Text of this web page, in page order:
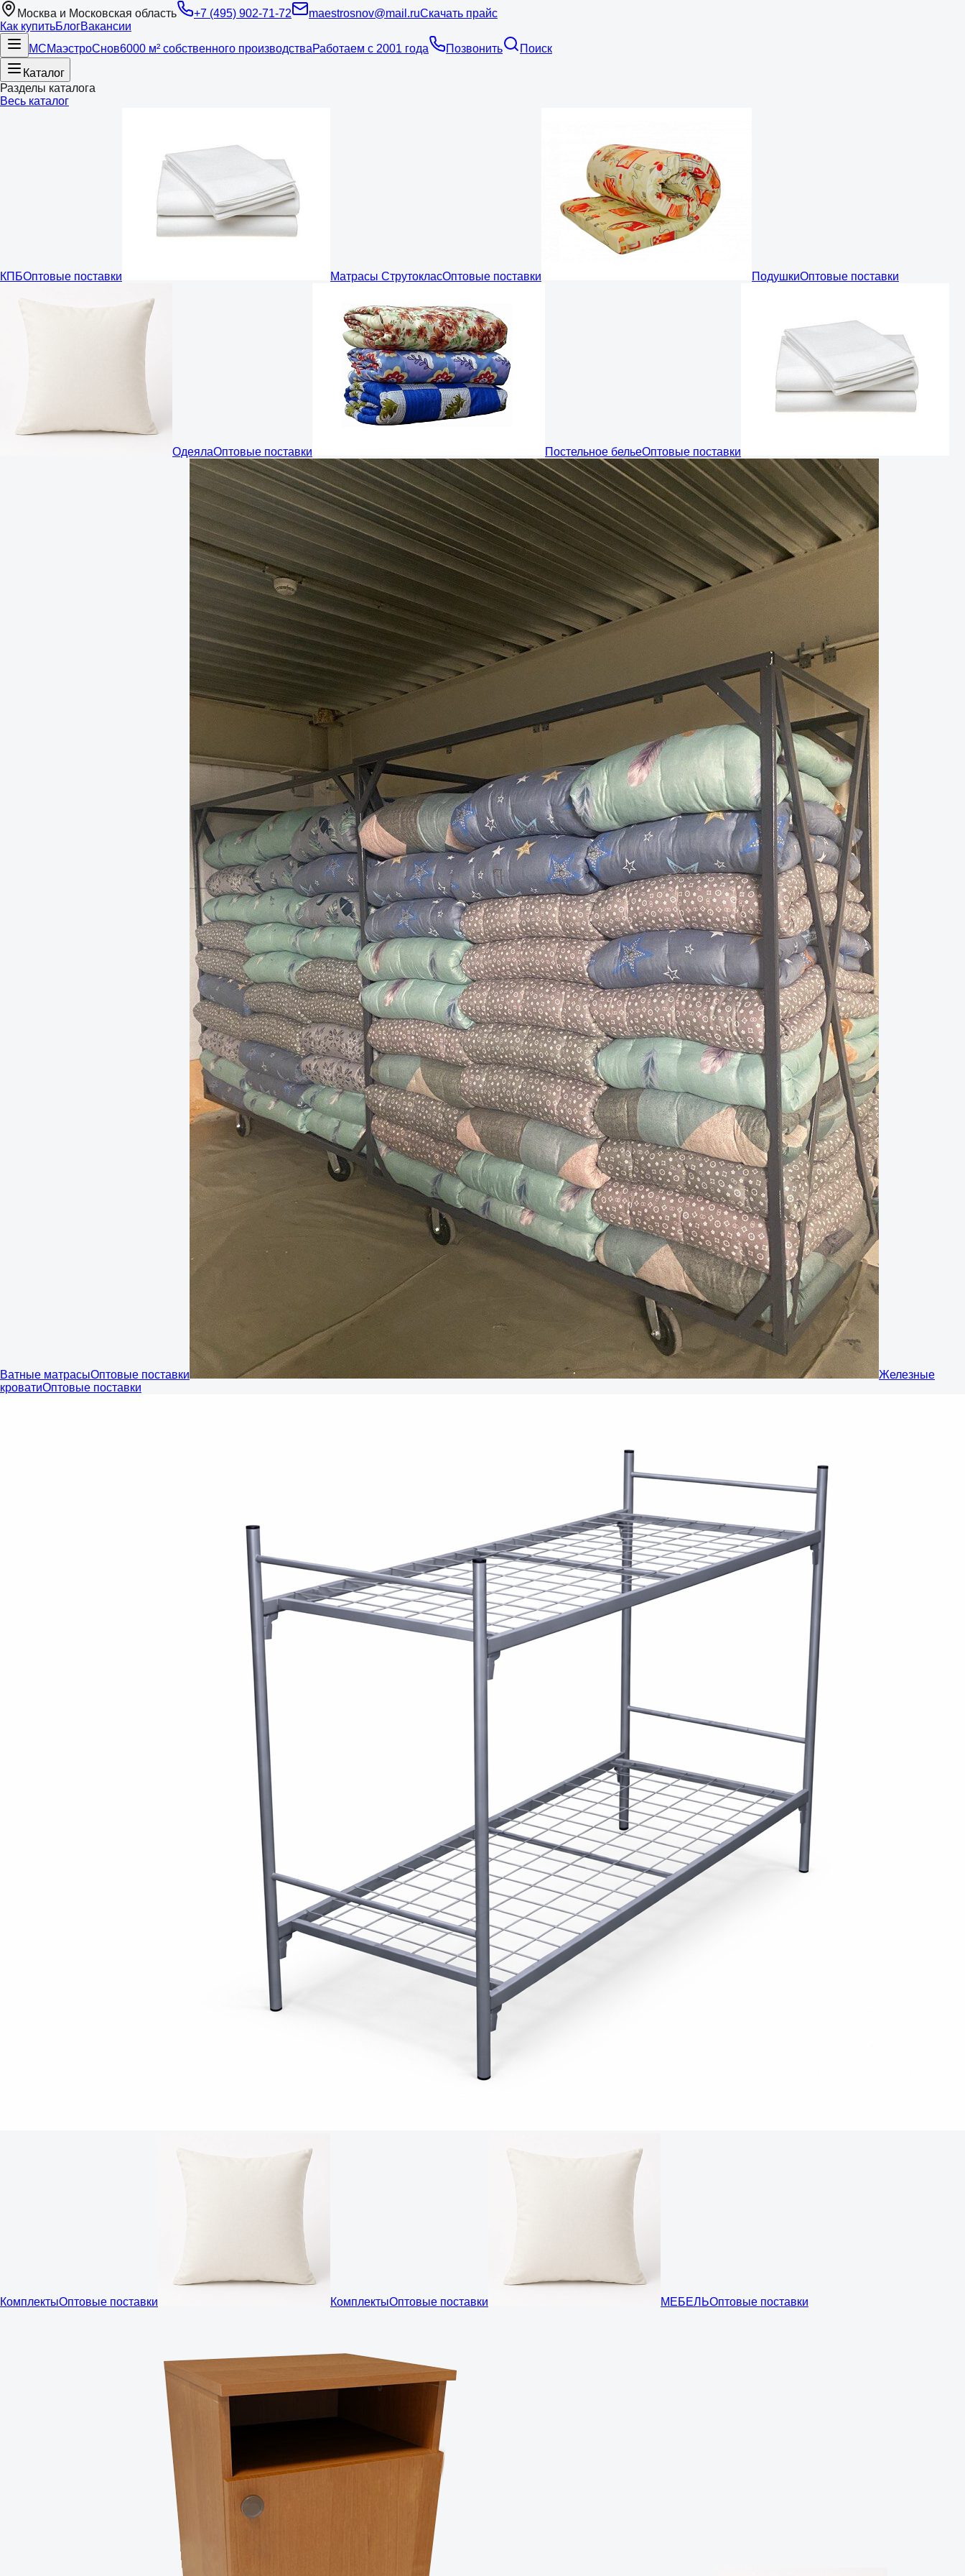
Москва и Московская область +7 (495) 902-71-72 maestrosnov@mail.ruСкачать прайс
Как купитьБлогВакансии
МСМаэстроСнов6000 м² собственного производстваРаботаем с 2001 года Позвонить
Поиск
Каталог
Разделы каталога
Весь каталог
КПБОптовые поставки Матрасы СтрутокласОптовые поставки ПодушкиОптовые поставки
ОдеялаОптовые поставки Постельное бельеОптовые поставки
Ватные матрасыОптовые поставки
Железные
кроватиОптовые поставки
КомплектыОптовые поставки КомплектыОптовые поставки МЕБЕЛЬОптовые поставки